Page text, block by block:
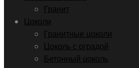
Гранит
Цоколи
Гранитные цоколи
Цоколь с оградой
Бетонный цоколь